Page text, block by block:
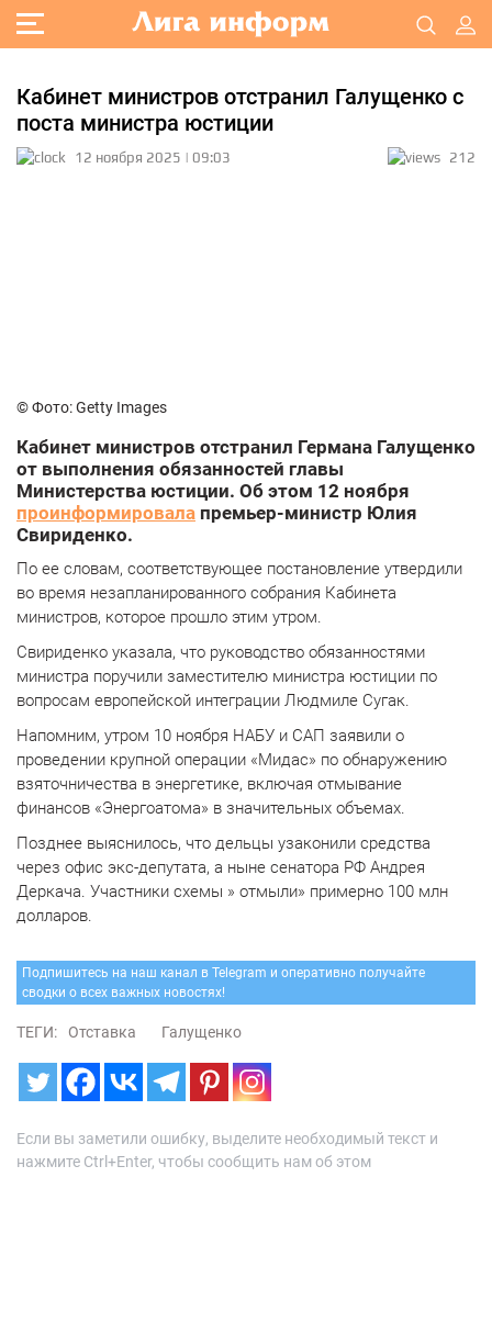
Кабинет министров отстранил Галущенко с
поста министра юстиции
12 ноября 2025 | 09:03 212
© Фото: Getty Images
Кабинет министров отстранил Германа Галущенко
от выполнения обязанностей главы
Министерства юстиции. Об этом 12 ноября
проинформировала премьер-министр Юлия
Свириденко.
По ее словам, соответствующее постановление утвердили
во время незапланированного собрания Кабинета
министров, которое прошло этим утром.
Свириденко указала, что руководство обязанностями
министра поручили заместителю министра юстиции по
вопросам европейской интеграции Людмиле Сугак.
Напомним, утром 10 ноября НАБУ и САП заявили о
проведении крупной операции «Мидас» по обнаружению
взяточничества в энергетике, включая отмывание
финансов «Энергоатома» в значительных объемах.
Позднее выяснилось, что дельцы узаконили средства
через офис экс-депутата, а ныне сенатора РФ Андрея
Деркача. Участники схемы » отмыли» примерно 100 млн
долларов.
Подпишитесь на наш канал в Telegram и оперативно получайте
сводки о всех важных новостях!
ТЕГИ: Отставка Галущенко
Если вы заметили ошибку, выделите необходимый текст и
нажмите Ctrl+Enter, чтобы сообщить нам об этом